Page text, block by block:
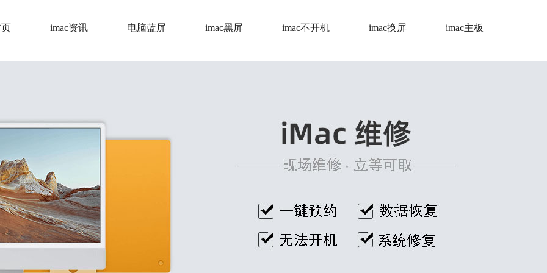
imac资讯 电脑蓝屏 imac黑屏 imac不开机 imac换屏 imac主板